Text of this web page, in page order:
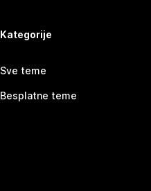
Kategorije
Sve teme
Besplatne teme